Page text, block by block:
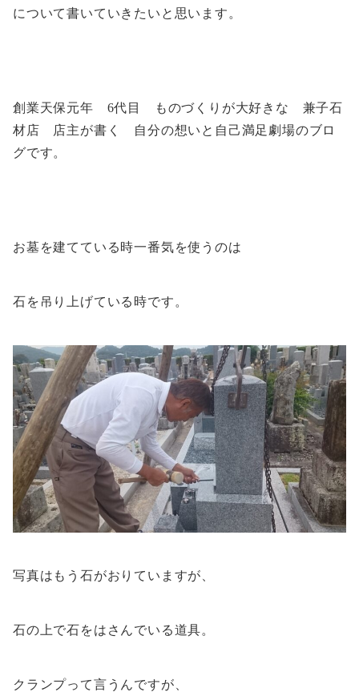
について書いていきたいと思います。
創業天保元年 6代目 ものづくりが大好きな 兼子石
材店 店主が書く 自分の想いと自己満足劇場のブロ
グです。
お墓を建てている時一番気を使うのは
石を吊り上げている時です。
写真はもう石がおりていますが、
石の上で石をはさんでいる道具。
クランプって言うんですが、